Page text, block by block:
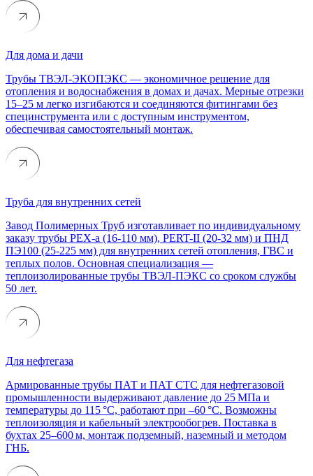
Для дома и дачи
Трубы ТВЭЛ-ЭКОПЭКС — экономичное решение для
отопления и водоснабжения в домах и дачах. Мерные отрезки
15–25 м легко изгибаются и соединяются фитингами без
специнструмента или с доступным инструментом,
обеспечивая самостоятельный монтаж.
Труба для внутренних сетей
Завод Полимерных Труб изготавливает по индивидуальному
заказу трубы PEX-a (16-110 мм), PERT-II (20-32 мм) и ПНД
ПЭ100 (25-225 мм) для внутренних сетей отопления, ГВС и
теплых полов. Основная специализация —
теплоизолированные трубы ТВЭЛ-ПЭКС со сроком службы
50 лет.
Для нефтегаза
Армированные трубы ПАТ и ПАТ СТС для нефтегазовой
промышленности выдерживают давление до 25 МПа и
температуры до 115 °C, работают при –60 °C. Возможны
теплоизоляция и кабельный электрообогрев. Поставка в
бухтах 25–600 м, монтаж подземный, наземный и методом
ГНБ.